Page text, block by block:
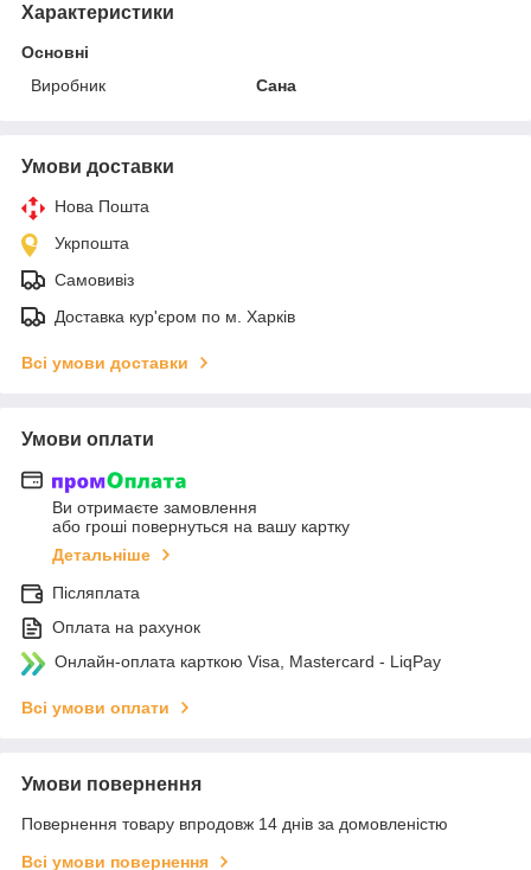
Характеристики
Основні
Виробник
Сана
Умови доставки
Нова Пошта
Укрпошта
Самовивіз
Доставка кур'єром по м. Харків
Всі умови доставки
Умови оплати
Ви отримаєте замовлення
або гроші повернуться на вашу картку
Детальніше
Післяплата
Оплата на рахунок
Онлайн-оплата карткою Visa, Mastercard - LiqPay
Всі умови оплати
Умови повернення
Повернення товару впродовж 14 днів за домовленістю
Всі умови повернення